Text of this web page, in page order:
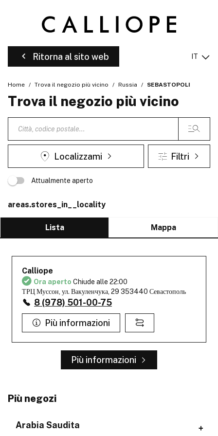
Ritorna al sito web IT
Home Trova il negozio più vicino Russia SEBASTOPOLI
Trova il negozio più vicino
Localizzami Filtri
Attualmente aperto
areas.stores_in__locality
Lista Mappa
Calliope
Ora aperto Chiude alle 22:00
ТРЦ Муссон, ул. Вакуленчука, 29 353440 Севастополь
8 (978) 501-00-75
Più informazioni
Più informazioni
Più negozi
Arabia Saudita